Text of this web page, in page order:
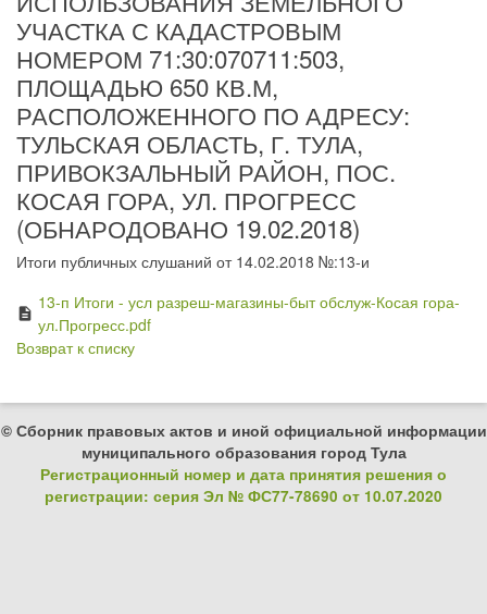
УЧАСТКА С КАДАСТРОВЫМ
НОМЕРОМ 71:30:070711:503,
ПЛОЩАДЬЮ 650 КВ.М,
РАСПОЛОЖЕННОГО ПО АДРЕСУ:
ТУЛЬСКАЯ ОБЛАСТЬ, Г. ТУЛА,
ПРИВОКЗАЛЬНЫЙ РАЙОН, ПОС.
КОСАЯ ГОРА, УЛ. ПРОГРЕСС
(ОБНАРОДОВАНО 19.02.2018)
Итоги публичных слушаний от 14.02.2018 №:13-и
description
13-п Итоги - усл разреш-магазины-быт обслуж-Косая гора-
ул.Прогресс.pdf
Возврат к списку
© Сборник правовых актов и иной официальной информации
муниципального образования город Тула
Регистрационный номер и дата принятия решения о
регистрации: серия Эл № ФС77-78690 от 10.07.2020